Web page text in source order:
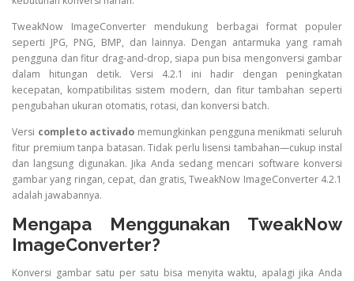
TweakNow ImageConverter mendukung berbagai format populer
seperti JPG, PNG, BMP, dan lainnya. Dengan antarmuka yang ramah
pengguna dan fitur drag-and-drop, siapa pun bisa mengonversi gambar
dalam hitungan detik. Versi 4.2.1 ini hadir dengan peningkatan
kecepatan, kompatibilitas sistem modern, dan fitur tambahan seperti
pengubahan ukuran otomatis, rotasi, dan konversi batch.
Versi completo activado memungkinkan pengguna menikmati seluruh
fitur premium tanpa batasan. Tidak perlu lisensi tambahan—cukup instal
dan langsung digunakan. Jika Anda sedang mencari software konversi
gambar yang ringan, cepat, dan gratis, TweakNow ImageConverter 4.2.1
adalah jawabannya.
Mengapa Menggunakan TweakNow
ImageConverter?
Konversi gambar satu per satu bisa menyita waktu, apalagi jika Anda